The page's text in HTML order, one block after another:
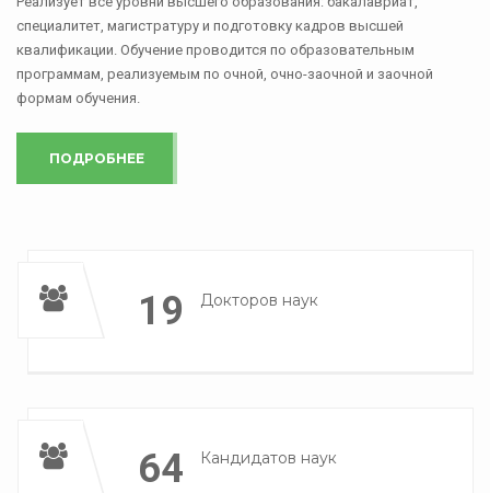
специалитет, магистратуру и подготовку кадров высшей
квалификации. Обучение проводится по образовательным
программам, реализуемым по очной, очно-заочной и заочной
формам обучения.
ПОДРОБНЕЕ
19 Докторов наук
64 Кандидатов наук